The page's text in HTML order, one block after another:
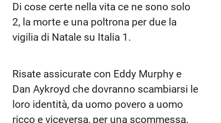
Di cose certe nella vita ce ne sono solo
2, la morte e una poltrona per due la
vigilia di Natale su Italia 1.
Risate assicurate con Eddy Murphy e
Dan Aykroyd che dovranno scambiarsi le
loro identità, da uomo povero a uomo
ricco e viceversa, per una scommessa.